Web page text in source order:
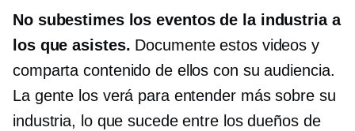
No subestimes los eventos de la industria a
los que asistes. Documente estos videos y
comparta contenido de ellos con su audiencia.
La gente los verá para entender más sobre su
industria, lo que sucede entre los dueños de